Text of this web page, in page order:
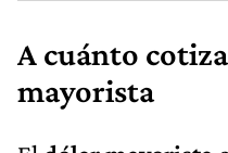
A cuánto
mayorista